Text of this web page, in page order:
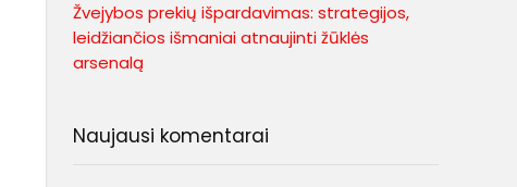
Žvejybos prekių išpardavimas: strategijos,
leidžiančios išmaniai atnaujinti žūklės
arsenalą
Naujausi komentarai